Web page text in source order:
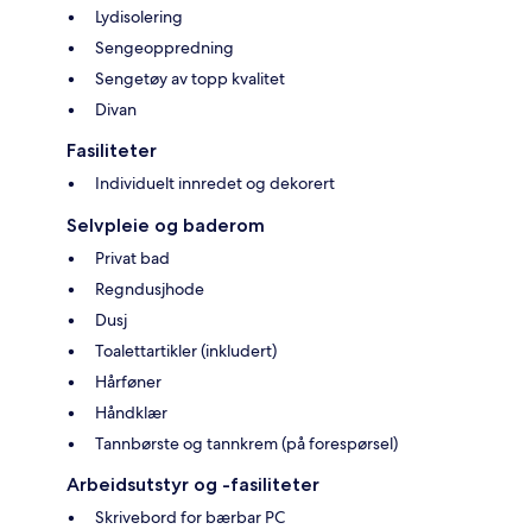
Lydisolering
Sengeoppredning
Sengetøy av topp kvalitet
Divan
Fasiliteter
Individuelt innredet og dekorert
Selvpleie og baderom
Privat bad
Regndusjhode
Dusj
Toalettartikler (inkludert)
Hårføner
Håndklær
Tannbørste og tannkrem (på forespørsel)
Arbeidsutstyr og -fasiliteter
Skrivebord for bærbar PC